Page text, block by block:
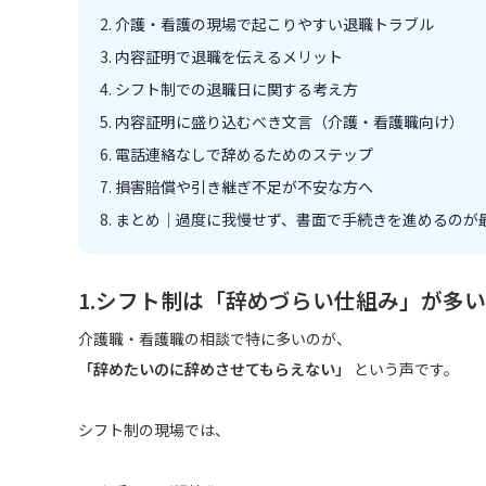
介護・看護の現場で起こりやすい退職トラブル
内容証明で退職を伝えるメリット
シフト制での退職日に関する考え方
内容証明に盛り込むべき文言（介護・看護職向け）
電話連絡なしで辞めるためのステップ
損害賠償や引き継ぎ不足が不安な方へ
まとめ｜過度に我慢せず、書面で手続きを進めるのが
1.シフト制は「辞めづらい仕組み」が多い
介護職・看護職の相談で特に多いのが、
「辞めたいのに辞めさせてもらえない」
という声です。
シフト制の現場では、